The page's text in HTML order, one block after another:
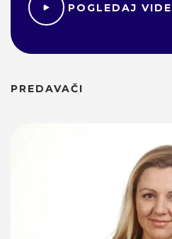
POGLEDAJ
PREDAVAČI